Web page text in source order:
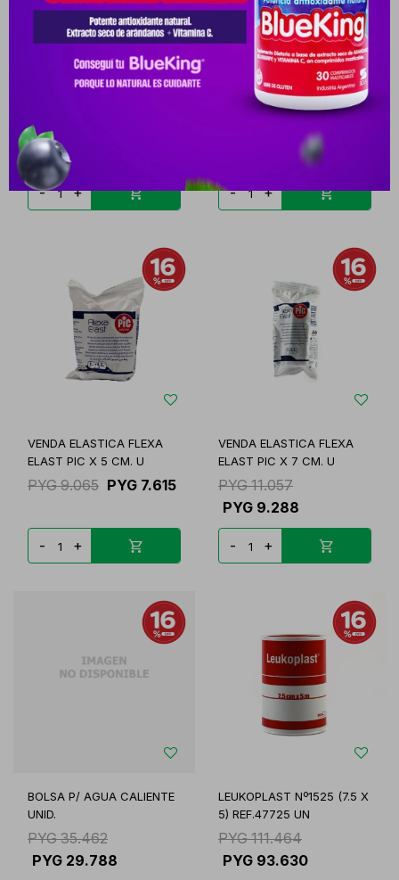
BOTIQUIN FARMACENTER
PYG
PYG 82.185
- +
BOTIQUIN FARMACENTER
GDE (MADERA) VACIO
140.939
115.570
- +
VENDA ELASTICA FLEXA
ELAST PIC X 5 CM. U
PYG 9.065 PYG 7.615
- +
VENDA ELASTICA FLEXA
ELAST PIC X 7 CM. U
PYG 11.057
PYG 9.288
- +
BOLSA P/ AGUA CALIENTE
UNID.
PYG 35.462
PYG 29.788
LEUKOPLAST Nº1525 (7.5 X
5) REF.47725 UN
PYG 111.464
PYG 93.630